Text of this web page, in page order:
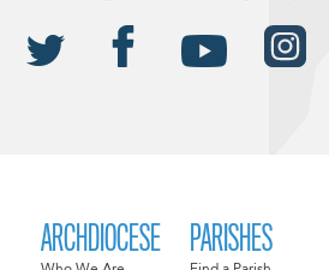
ARCHDIOCESE PARISHES